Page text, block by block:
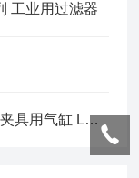
工业用过滤器
深圳SMC代理 MDUB50-X2334 系列 夹具用气缸 L型托架简介